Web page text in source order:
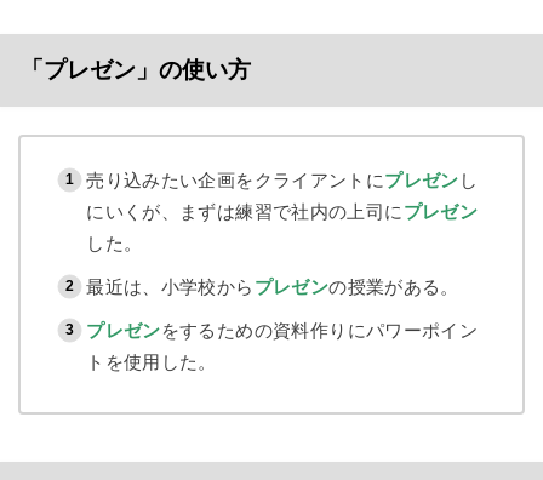
「プレゼン」の使い方
売り込みたい企画をクライアントにプレゼン し
にいくが、まずは練習で社内の上司に プレゼン
した。
最近は、小学校から プレゼンの授業がある。
プレゼンをするための資料作りにパワーポイン
トを使用した。